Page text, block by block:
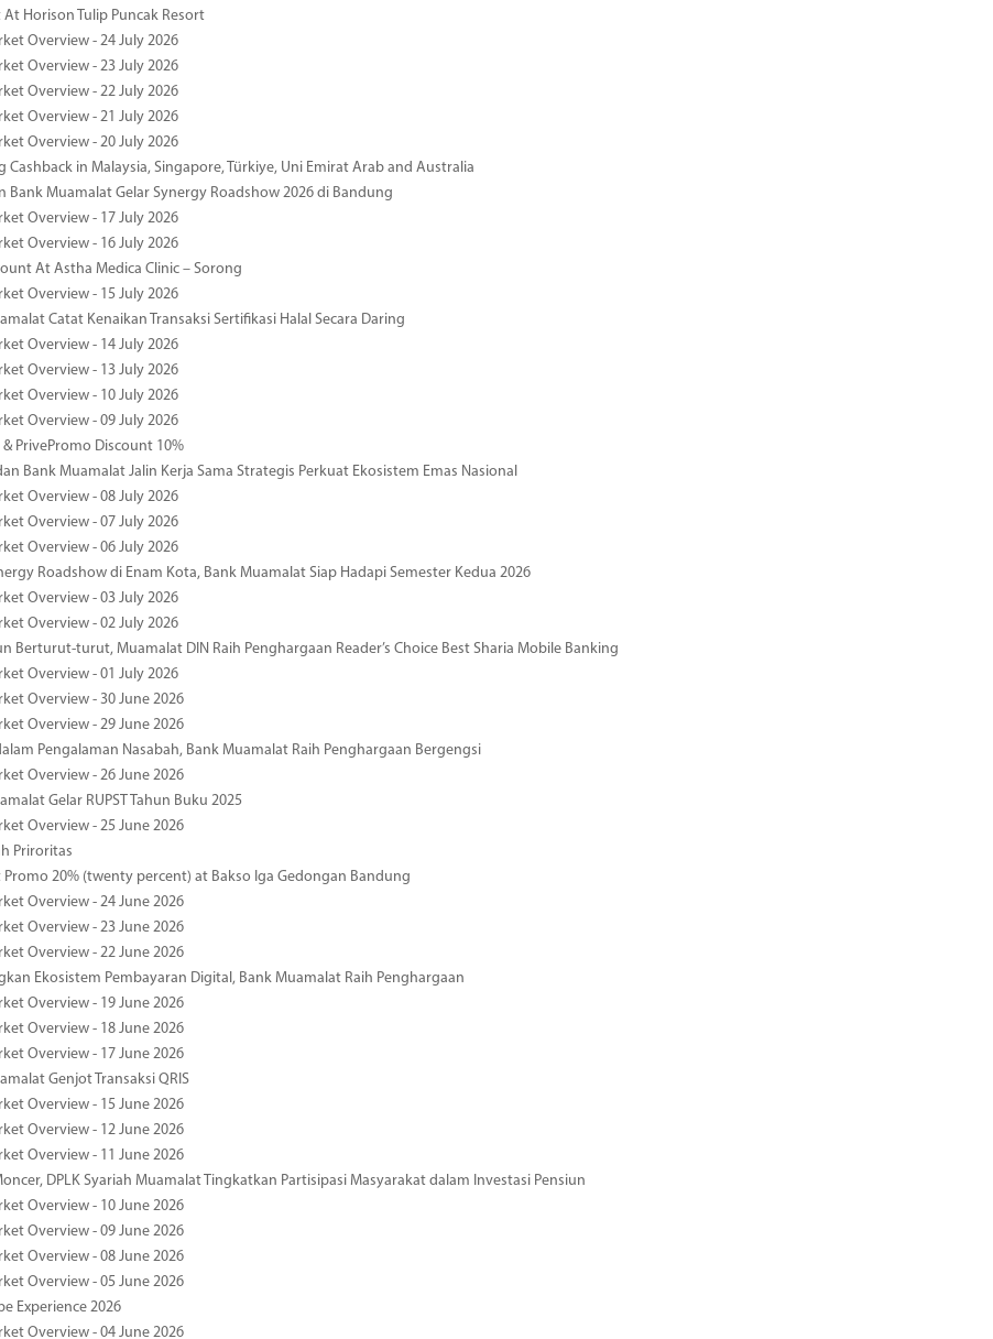
At Horison Tulip Puncak Resort
Overview - 24 July 2026
Overview - 23 July 2026
Overview - 22 July 2026
Overview - 21 July 2026
Overview - 20 July 2026
Cashback in Malaysia, Singapore, Türkiye, Uni Emirat Arab and Australia
Bank Muamalat Gelar Synergy Roadshow 2026 di Bandung
Overview - 17 July 2026
Overview - 16 July 2026
At Astha Medica Clinic – Sorong
Overview - 15 July 2026
Catat Kenaikan Transaksi Sertifikasi Halal Secara Daring
Overview - 14 July 2026
Overview - 13 July 2026
Overview - 10 July 2026
Overview - 09 July 2026
PrivePromo Discount 10%
Bank Muamalat Jalin Kerja Sama Strategis Perkuat Ekosistem Emas Nasional
Overview - 08 July 2026
Overview - 07 July 2026
Overview - 06 July 2026
Roadshow di Enam Kota, Bank Muamalat Siap Hadapi Semester Kedua 2026
Overview - 03 July 2026
Overview - 02 July 2026
Berturut-turut, Muamalat DIN Raih Penghargaan Reader’s Choice Best Sharia Mobile Banking
Overview - 01 July 2026
Overview - 30 June 2026
Overview - 29 June 2026
Pengalaman Nasabah, Bank Muamalat Raih Penghargaan Bergengsi
Overview - 26 June 2026
Gelar RUPST Tahun Buku 2025
Overview - 25 June 2026
Priroritas
Promo 20% (twenty percent) at Bakso Iga Gedongan Bandung
Overview - 24 June 2026
Overview - 23 June 2026
Overview - 22 June 2026
Ekosistem Pembayaran Digital, Bank Muamalat Raih Penghargaan
Overview - 19 June 2026
Overview - 18 June 2026
Overview - 17 June 2026
Genjot Transaksi QRIS
Overview - 15 June 2026
Overview - 12 June 2026
Overview - 11 June 2026
DPLK Syariah Muamalat Tingkatkan Partisipasi Masyarakat dalam Investasi Pensiun
Overview - 10 June 2026
Overview - 09 June 2026
Overview - 08 June 2026
Overview - 05 June 2026
Experience 2026
Overview - 04 June 2026